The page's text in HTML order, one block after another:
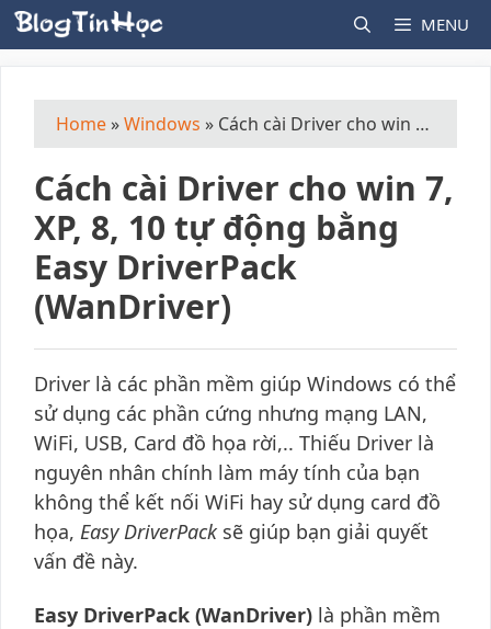
Skip
to
MENU
Home »Windows » Cách cài Driver cho win 7, XP, 8, 10 tự động bằng Easy DriverPack (WanDriver)
Cách cài Driver cho win 7,
XP, 8, 10 tự động bằng
Easy DriverPack
(WanDriver)
Driver là các phần mềm giúp Windows có thể
sử dụng các phần cứng nhưng mạng LAN,
WiFi, USB, Card đồ họa rời,.. Thiếu Driver là
nguyên nhân chính làm máy tính của bạn
không thể kết nối WiFi hay sử dụng card đồ
họa, Easy DriverPack sẽ giúp bạn giải quyết
vấn đề này.
Easy DriverPack (WanDriver) là phần mềm